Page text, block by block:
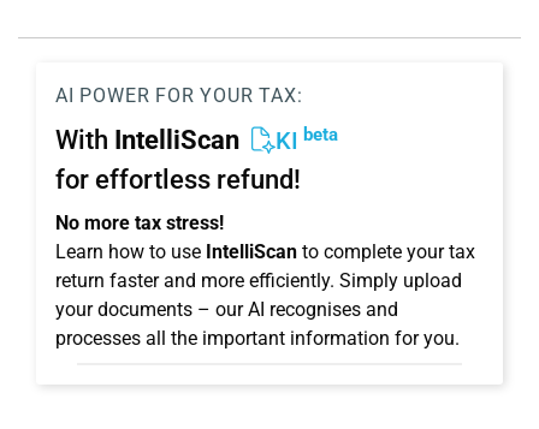
AI POWER FOR YOUR TAX:
With IntelliScan KI beta
for effortless refund!
No more tax stress!
Learn how to use IntelliScan to complete your tax
return faster and more efficiently. Simply upload
your documents – our AI recognises and
processes all the important information for you.